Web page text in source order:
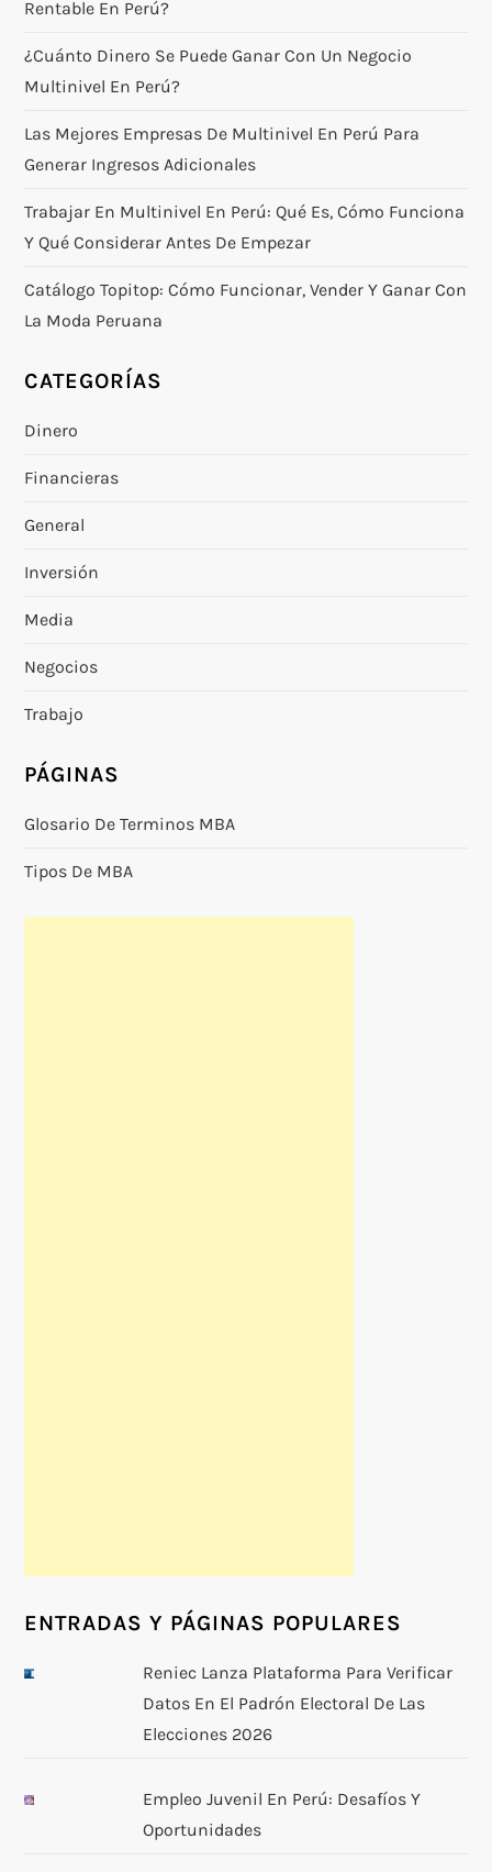
Rentable En Perú?
¿Cuánto Dinero Se Puede Ganar Con Un Negocio
Multinivel En Perú?
Las Mejores Empresas De Multinivel En Perú Para
Generar Ingresos Adicionales
Trabajar En Multinivel En Perú: Qué Es, Cómo Funciona
Y Qué Considerar Antes De Empezar
Catálogo Topitop: Cómo Funcionar, Vender Y Ganar Con
La Moda Peruana
CATEGORÍAS
Dinero
Financieras
General
Inversión
Media
Negocios
Trabajo
PÁGINAS
Glosario De Terminos MBA
Tipos De MBA
ENTRADAS Y PÁGINAS POPULARES
Reniec Lanza Plataforma Para Verificar
Datos En El Padrón Electoral De Las
Elecciones 2026
Empleo Juvenil En Perú: Desafíos Y
Oportunidades